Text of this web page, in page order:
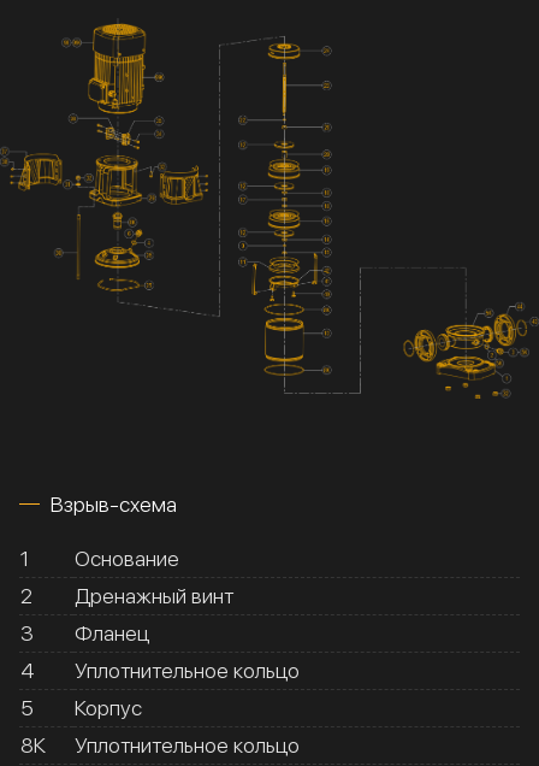
Взрыв-схема
1
Основание
2
Дренажный винт
3
Фланец
4
Уплотнительное кольцо
5
Корпус
8К
Уплотнительное кольцо